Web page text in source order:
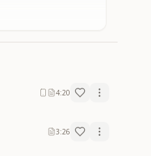
4:20
3:26